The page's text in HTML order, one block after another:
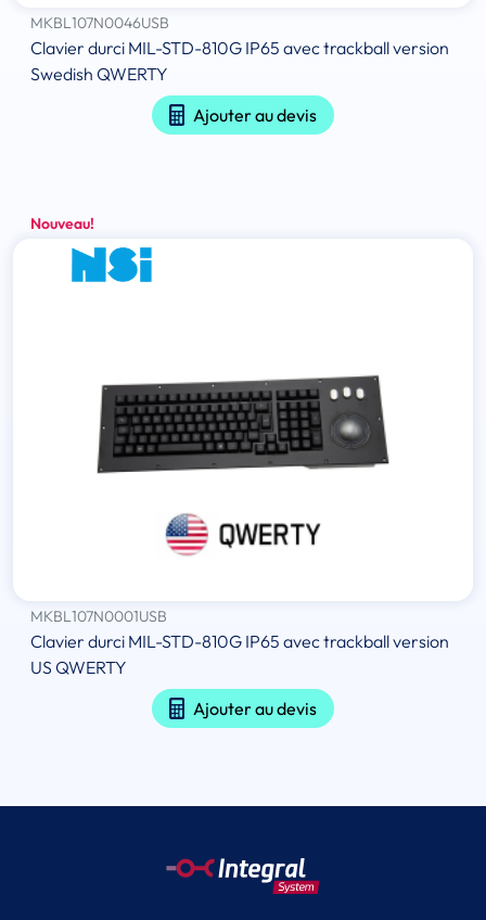
MKBL107N0046USB
Clavier durci MIL-STD-810G IP65 avec trackball version
Swedish QWERTY
Ajouter au devis
Nouveau!
MKBL107N0001USB
Clavier durci MIL-STD-810G IP65 avec trackball version
US QWERTY
Ajouter au devis